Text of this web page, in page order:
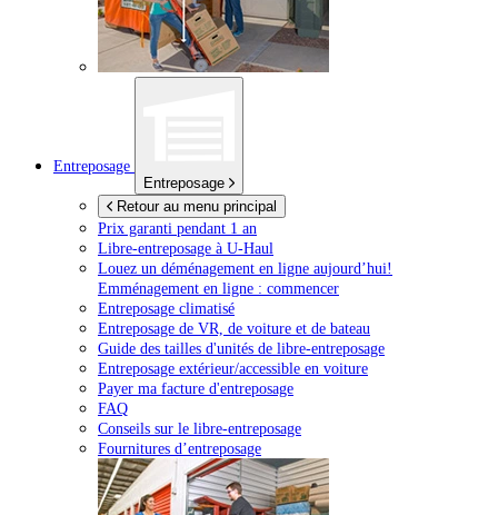
Entreposage
Entreposage
Retour au menu principal
Prix garanti pendant 1 an
Libre-entreposage à U-Haul
Louez un déménagement en ligne aujourd’hui!
Emménagement en ligne : commencer
Entreposage climatisé
Entreposage de VR, de voiture et de bateau
Guide des tailles d'unités de libre-entreposage
Entreposage extérieur/accessible en voiture
Payer ma facture d'entreposage
FAQ
Conseils sur le libre-entreposage
Fournitures d’entreposage